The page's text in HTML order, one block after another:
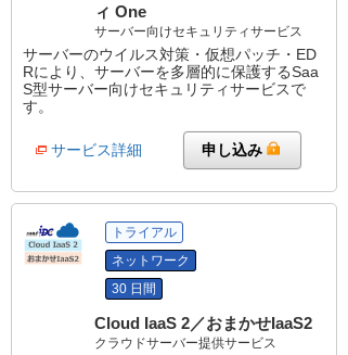
ィ One
サーバー向けセキュリティサービス
サーバーのウイルス対策・仮想パッチ・ED
Rにより、サーバーを多層的に保護するSaa
S型サーバー向けセキュリティサービスで
す。
サービス詳細 申し込み
トライアル
ネットワーク
30 日間
Cloud IaaS 2／おまかせIaaS2
クラウドサーバー提供サービス